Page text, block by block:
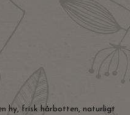
hy, frisk hårbotten, naturligt